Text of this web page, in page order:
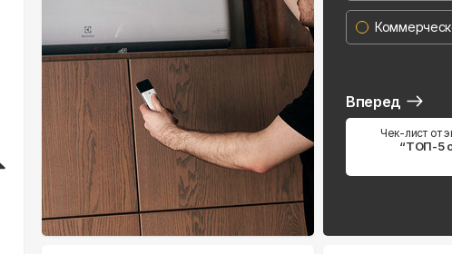
Вперед
Чек-лист от
“ТОП-5